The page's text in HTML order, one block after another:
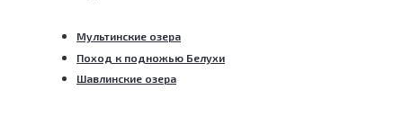
Мультинские озера
Поход к подножью Белухи
Шавлинские озера